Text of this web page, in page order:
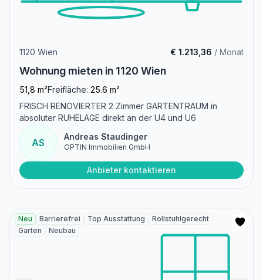
1120 Wien € 1.213,36 / Monat
Wohnung mieten in 1120 Wien
51,8 m²Freifläche: 25.6 m²
FRISCH RENOVIERTER 2 Zimmer GARTENTRAUM in
absoluter RUHELAGE direkt an der U4 und U6
AS
Andreas Staudinger
OPTIN Immobilien GmbH
Anbieter kontaktieren
Neu Barrierefrei Top Ausstattung
Rollstuhlgerecht
Garten
Neubau